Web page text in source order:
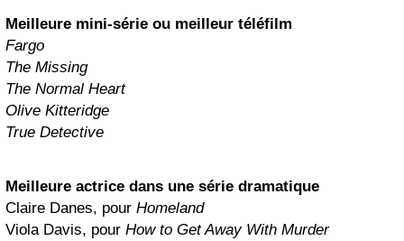
Meilleure mini-série ou meilleur téléfilm
Fargo
The Missing
The Normal Heart
Olive Kitteridge
True Detective
Meilleure actrice dans une série dramatique
Claire Danes, pour Homeland
Viola Davis, pour How to Get Away With Murder